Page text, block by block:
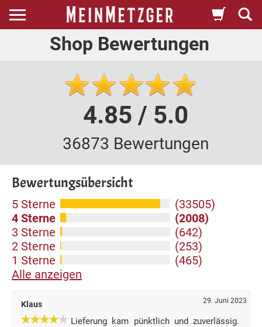
Shop Bewertungen
4.85 / 5.0
36873 Bewertungen
Bewertungsübersicht
5 Sterne
(33505)
4 Sterne
(2008)
3 Sterne
(642)
2 Sterne
(253)
1 Sterne
(465)
Alle anzeigen
Klaus 29. Juni 2023
Lieferung kam pünktlich und zuverlässig.